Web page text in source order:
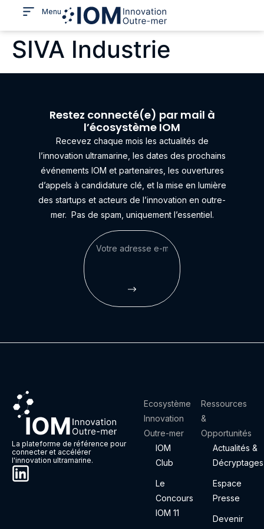
Menu
SIVA Industrie
Restez connecté(e) par mail à
l’écosystème IOM
Recevez chaque mois les actualités de
l’innovation ultramarine, les dates des prochains
événements IOM et partenaires, les ouvertures
d’appels à candidature clé, et la mise en lumière
des startups et acteurs de l’innovation en outre-
mer. Pas de spam, uniquement l’essentiel.
La plateforme de référence pour
connecter et accélérer
l'innovation ultramarine.
Ecosystème
Innovation
Outre-mer
IOM
Club
Le
Concours
IOM 11
Ressources
&
Opportunités
Actualités &
Décryptages
Espace
Presse
Devenir